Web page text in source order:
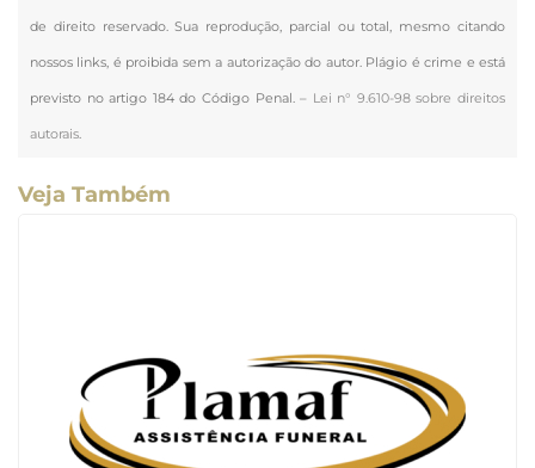
de direito reservado. Sua reprodução, parcial ou total, mesmo citando
nossos links, é proibida sem a autorização do autor. Plágio é crime e está
previsto no artigo 184 do Código Penal. – Lei n° 9.610-98 sobre direitos
autorais.
Veja Também